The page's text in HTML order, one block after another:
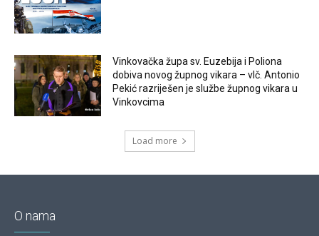
Vinkovačka župa sv. Euzebija i Poliona
dobiva novog župnog vikara – vlč. Antonio
Pekić razriješen je službe župnog vikara u
Vinkovcima
Load more
O nama